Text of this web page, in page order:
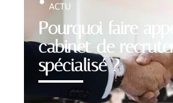
Pourquoi faire
cabinet de
spécialisé ?
ACTU